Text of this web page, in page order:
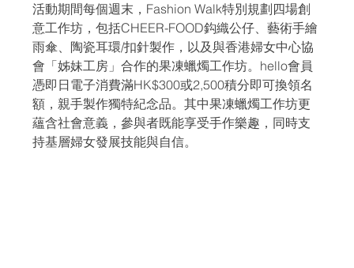
活動期間每個週末，Fashion Walk特別規劃四場創
意工作坊，包括CHEER-FOOD鈎織公仔、藝術手繪
雨傘、陶瓷耳環/扣針製作，以及與香港婦女中心協
會「姊妹工房」合作的果凍蠟燭工作坊。hello會員
憑即日電子消費滿HK$300或2,500積分即可換領名
額，親手製作獨特紀念品。其中果凍蠟燭工作坊更
蘊含社會意義，參與者既能享受手作樂趣，同時支
持基層婦女發展技能與自信。